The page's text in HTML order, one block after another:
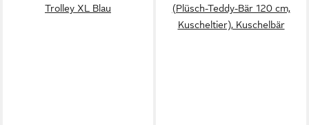
Trolley XL Blau
(Plüsch-Teddy-Bär 120 cm,
Kuscheltier), Kuschelbär